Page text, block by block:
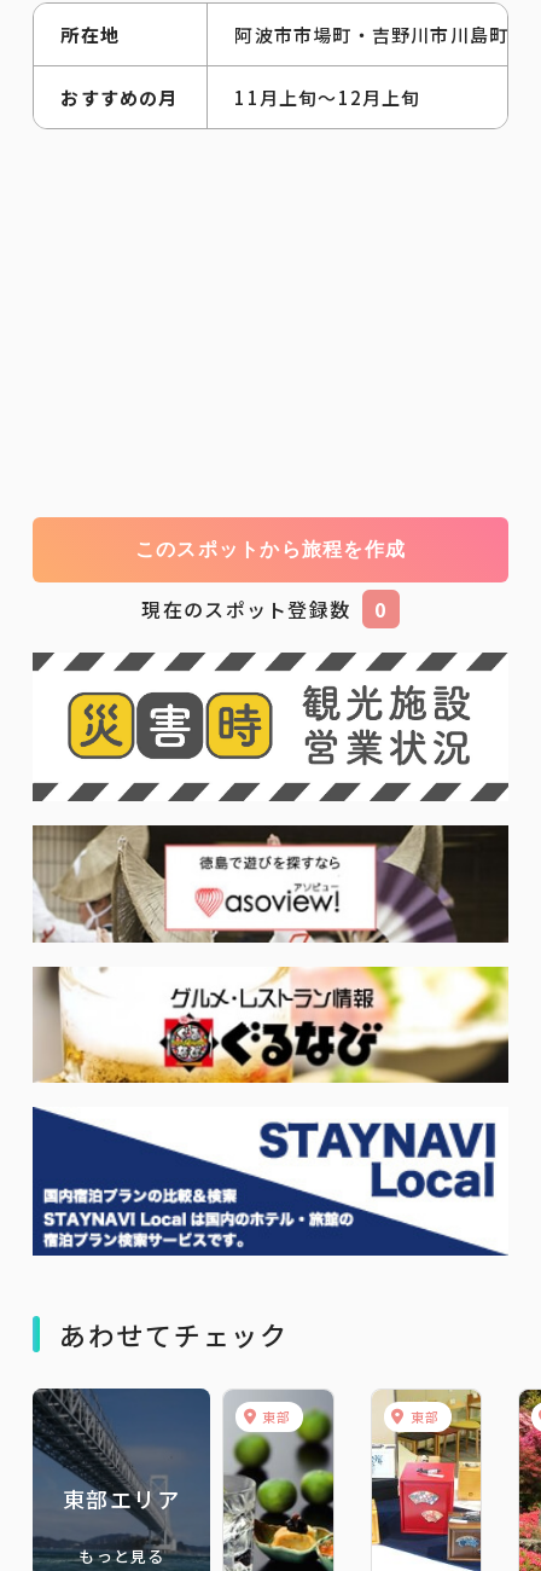
所在地 阿波市市場町・吉野川市川島町
おすすめの月 11月上旬～12月上旬
このスポットから旅程を作成
現在のスポット登録数 0
あわせてチェック
東部エリア
もっと見る
東部 東部